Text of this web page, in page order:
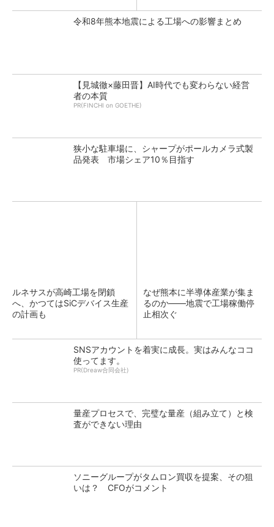
令和8年熊本地震による工場への影響まとめ
【見城徹×藤田晋】AI時代でも変わらない経営
者の本質
PR(FINCHI on GOETHE)
狭小な駐車場に、シャープがポールカメラ式製
品発表 市場シェア10％目指す
ルネサスが高崎工場を閉鎖
へ、かつてはSiCデバイス生産
の計画も
なぜ熊本に半導体産業が集ま
るのか――地震で工場稼働停
止相次ぐ
SNSアカウントを着実に成長。実はみんなココ
使ってます。
PR(Dreaw合同会社)
量産プロセスで、完璧な量産（組み立て）と検
査ができない理由
ソニーグループがタムロン買収を提案、その狙
いは？ CFOがコメント